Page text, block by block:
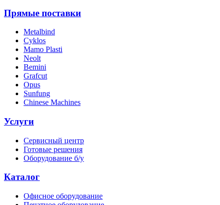
Прямые поставки
Metalbind
Cyklos
Mamo Plasti
Neolt
Bemini
Grafcut
Opus
Sunfung
Chinese Machines
Услуги
Сервисный центр
Готовые решения
Оборудование б/у
Каталог
Офисное оборудование